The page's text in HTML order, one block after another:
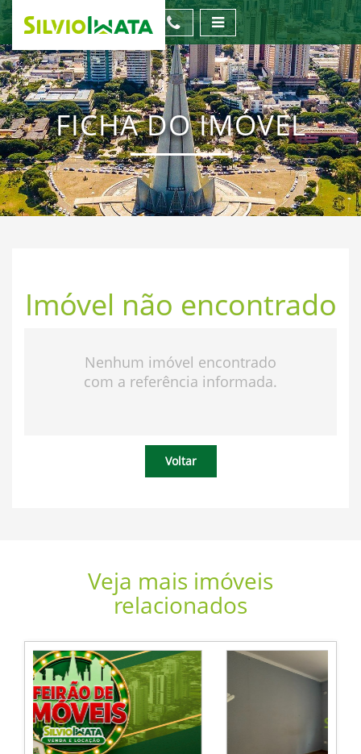
FICHA DO IMÓVEL
Imóvel não encontrado
Nenhum imóvel encontrado
com a referência informada.
Voltar
Veja mais imóveis
relacionados